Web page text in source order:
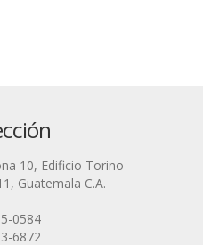
10, Edificio Torino
Guatemala C.A.
0584
6872